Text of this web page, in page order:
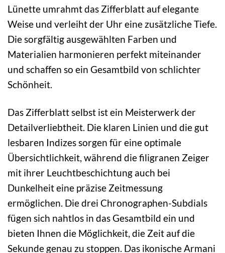
Lünette umrahmt das Zifferblatt auf elegante
Weise und verleiht der Uhr eine zusätzliche Tiefe.
Die sorgfältig ausgewählten Farben und
Materialien harmonieren perfekt miteinander
und schaffen so ein Gesamtbild von schlichter
Schönheit.
Das Zifferblatt selbst ist ein Meisterwerk der
Detailverliebtheit. Die klaren Linien und die gut
lesbaren Indizes sorgen für eine optimale
Übersichtlichkeit, während die filigranen Zeiger
mit ihrer Leuchtbeschichtung auch bei
Dunkelheit eine präzise Zeitmessung
ermöglichen. Die drei Chronographen-Subdials
fügen sich nahtlos in das Gesamtbild ein und
bieten Ihnen die Möglichkeit, die Zeit auf die
Sekunde genau zu stoppen. Das ikonische Armani